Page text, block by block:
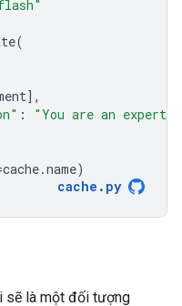
(
],
:
"You are an expert
cache.name)
cache . py
sẽ là một đối tượng